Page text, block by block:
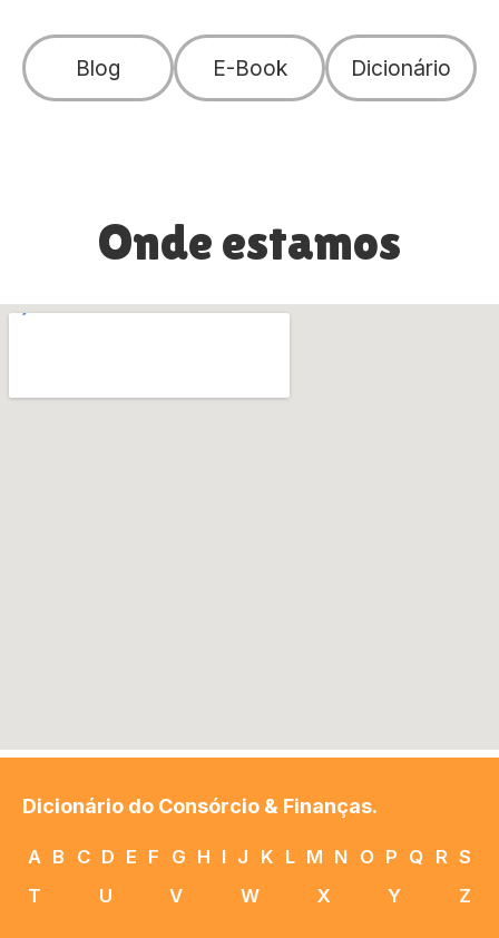
Blog E-Book Dicionário
Onde estamos
Dicionário do Consórcio & Finanças.
A B C D E F G H I J K L M N O P Q R S
T
U V W X Y Z